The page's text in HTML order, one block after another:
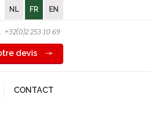
NL FR EN
+32(0)2 253 10 69
devis
CONTACT